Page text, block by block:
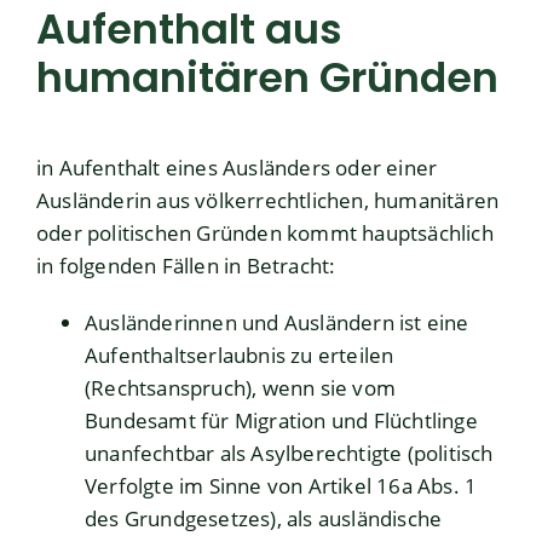
Aufenthalt aus
humanitären Gründen
in Aufenthalt eines Ausländers oder einer
Ausländerin aus völkerrechtlichen, humanitären
oder politischen Gründen kommt hauptsächlich
in folgenden Fällen in Betracht:
Ausländerinnen und Ausländern ist eine
Aufenthaltserlaubnis zu erteilen
(Rechtsanspruch), wenn sie vom
Bundesamt für Migration und Flüchtlinge
unanfechtbar als Asylberechtigte (politisch
Verfolgte im Sinne von Artikel 16a Abs. 1
des Grundgesetzes), als ausländische